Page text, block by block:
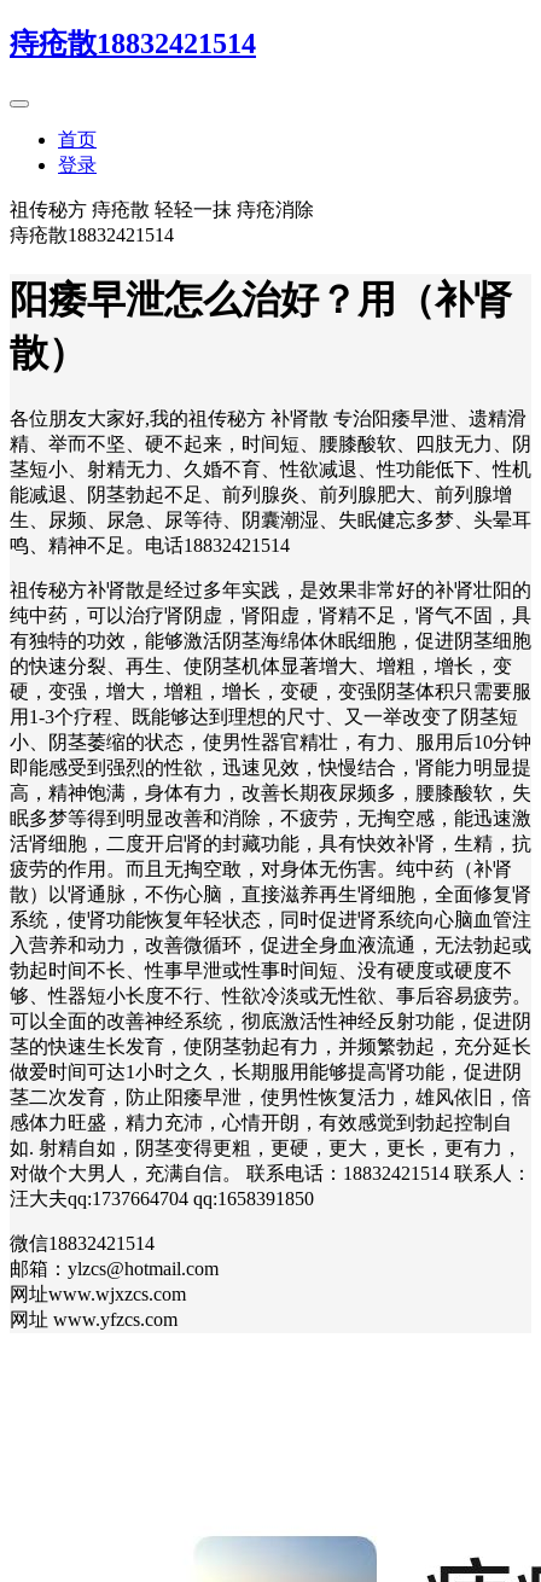
痔疮散18832421514
首页
登录
祖传秘方 痔疮散 轻轻一抹 痔疮消除
痔疮散18832421514
阳痿早泄怎么治好？用（补肾
散）
各位朋友大家好,我的祖传秘方 补肾散 专治阳痿早泄、遗精滑
精、举而不坚、硬不起来，时间短、腰膝酸软、四肢无力、阴
茎短小、射精无力、久婚不育、性欲减退、性功能低下、性机
能减退、阴茎勃起不足、前列腺炎、前列腺肥大、前列腺增
生、尿频、尿急、尿等待、阴囊潮湿、失眠健忘多梦、头晕耳
鸣、精神不足。电话18832421514
祖传秘方补肾散是经过多年实践，是效果非常好的补肾壮阳的
纯中药，可以治疗肾阴虚，肾阳虚，肾精不足，肾气不固，具
有独特的功效，能够激活阴茎海绵体休眠细胞，促进阴茎细胞
的快速分裂、再生、使阴茎机体显著增大、增粗，增长，变
硬，变强，增大，增粗，增长，变硬，变强阴茎体积只需要服
用1-3个疗程、既能够达到理想的尺寸、又一举改变了阴茎短
小、阴茎萎缩的状态，使男性器官精壮，有力、服用后10分钟
即能感受到强烈的性欲，迅速见效，快慢结合，肾能力明显提
高，精神饱满，身体有力，改善长期夜尿频多，腰膝酸软，失
眠多梦等得到明显改善和消除，不疲劳，无掏空感，能迅速激
活肾细胞，二度开启肾的封藏功能，具有快效补肾，生精，抗
疲劳的作用。而且无掏空敢，对身体无伤害。纯中药（补肾
散）以肾通脉，不伤心脑，直接滋养再生肾细胞，全面修复肾
系统，使肾功能恢复年轻状态，同时促进肾系统向心脑血管注
入营养和动力，改善微循环，促进全身血液流通，无法勃起或
勃起时间不长、性事早泄或性事时间短、没有硬度或硬度不
够、性器短小长度不行、性欲冷淡或无性欲、事后容易疲劳。
可以全面的改善神经系统，彻底激活性神经反射功能，促进阴
茎的快速生长发育，使阴茎勃起有力，并频繁勃起，充分延长
做爱时间可达1小时之久，长期服用能够提高肾功能，促进阴
茎二次发育，防止阳痿早泄，使男性恢复活力，雄风依旧，倍
感体力旺盛，精力充沛，心情开朗，有效感觉到勃起控制自
如. 射精自如，阴茎变得更粗，更硬，更大，更长，更有力，
对做个大男人，充满自信。 联系电话：18832421514 联系人：
汪大夫qq:1737664704 qq:1658391850
微信18832421514
邮箱：ylzcs@hotmail.com
网址www.wjxzcs.com
网址 www.yfzcs.com